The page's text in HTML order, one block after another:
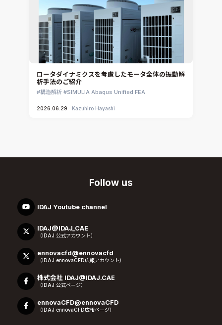
ロータダイナミクスを考慮したモータ全体の振動解
析手法のご紹介
構造解析 SIMULIA Abaqus Unified FEA
2026.06.29 Kazuhiro Hayashi
Follow us
IDAJ Youtube channel
IDAJ@IDAJ_CAE
（IDAJ 公式アカウント）
ennovacfd@ennovacfd
（IDAJ ennovaCFD広報アカウント）
株式会社 IDAJ@IDAJ.CAE
（IDAJ 公式ページ）
ennovaCFD@ennovaCFD
（IDAJ ennovaCFD広報ページ）